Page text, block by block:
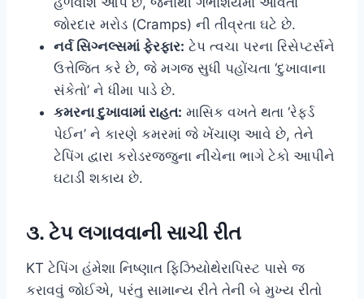
જોરદાર મરોડ (Cramps) ની તીવ્રતા ઘટે છે.
નર્વ સિગ્નલ્સમાં ફેરફાર: ટેપ ત્વચા પરના રિસેપ્ટર્સને
ઉત્તેજિત કરે છે, જે મગજ સુધી પહોંચતા ‘દુખાવાના
સંકેતો’ ને ધીમા પાડે છે.
કમરના દુખાવામાં રાહત: માસિક વખતે થતા ‘રેફર્ડ
પેઈન’ ને કારણે કમરમાં જે ખેંચાણ આવે છે, તેને
ટેપિંગ દ્વારા કરોડરજ્જુના નીચેના ભાગે ટેકો આપીને
ઘટાડી શકાય છે.
૩. ટેપ લગાવવાની સાચી રીત
KT ટેપિંગ હંમેશા નિષ્ણાત ફિઝિયોથેરાપિસ્ટ પાસે જ
કરાવવું જોઈએ, પરંતુ સામાન્ય રીતે તેની બે મુખ્ય રીતો